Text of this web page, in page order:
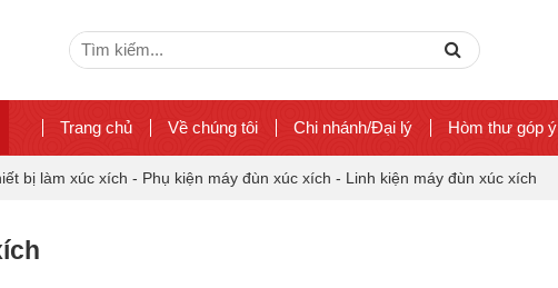
Search
Search
Trang chủ Về chúng tôi Chi nhánh/Đại lý Hòm thư góp ý
bị làm xúc xích - Phụ kiện máy đùn xúc xích - Linh kiện máy đùn xúc xích